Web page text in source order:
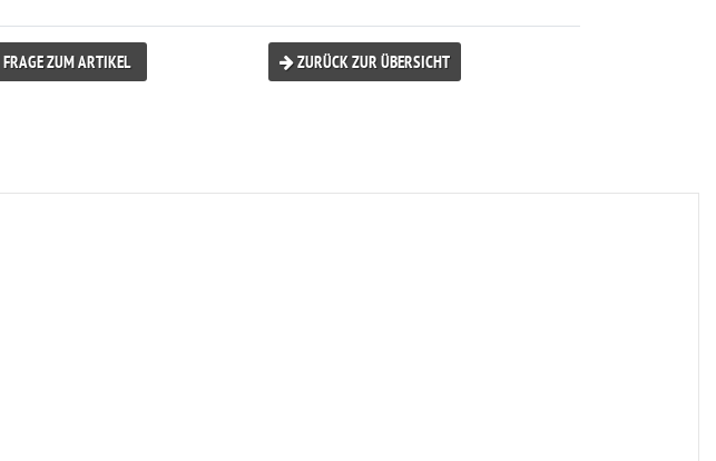
FRAGE ZUM ARTIKEL ZURÜCK ZUR ÜBERSICHT